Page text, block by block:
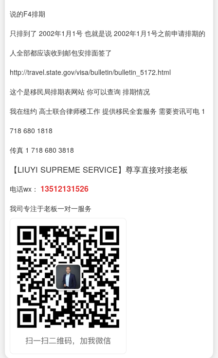
说的F4排期
只排到了 2002年1月1号 也就是说 2002年1月1号之前申请排期的
人全部都应该收到邮包安排面签了
http://travel.state.gov/visa/bulletin/bulletin_5172.html
这个是移民局排期表网站 你可以查询 排期情况
我在纽约 高士联合律师楼工作 提供移民全套服务 需要资讯可电 1
718 680 1818
传真 1 718 680 3818
【LIUYI SUPREME SERVICE】尊享直接对接老板
电话wx： 13512131526
我司专注于老板一对一服务